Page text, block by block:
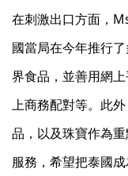
在刺激出口方面，
國當局在今年推行
界食品，並善用網
上商務配對等。此
品，以及珠寶作為
服務，希望把泰國